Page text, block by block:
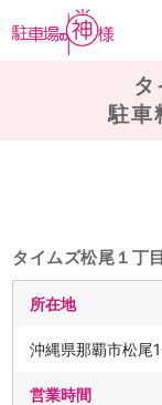
駐車
タイムズ松尾１丁
所在地
沖縄県那覇市松尾
営業時間